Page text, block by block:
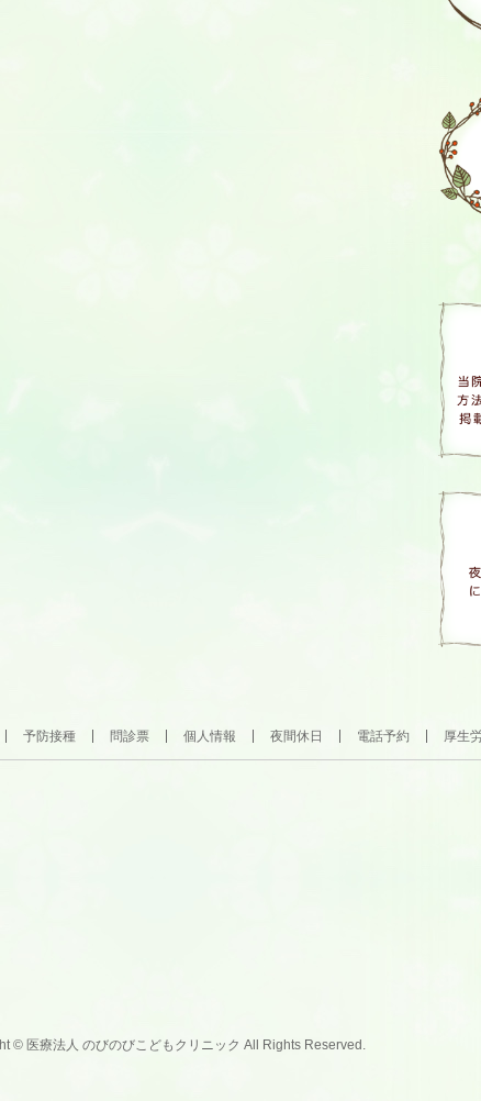
予防接種 問診票 個人情報 夜間休日 電話予約 厚生
© 医療法人 のびのびこどもクリニック All Rights Reserved.